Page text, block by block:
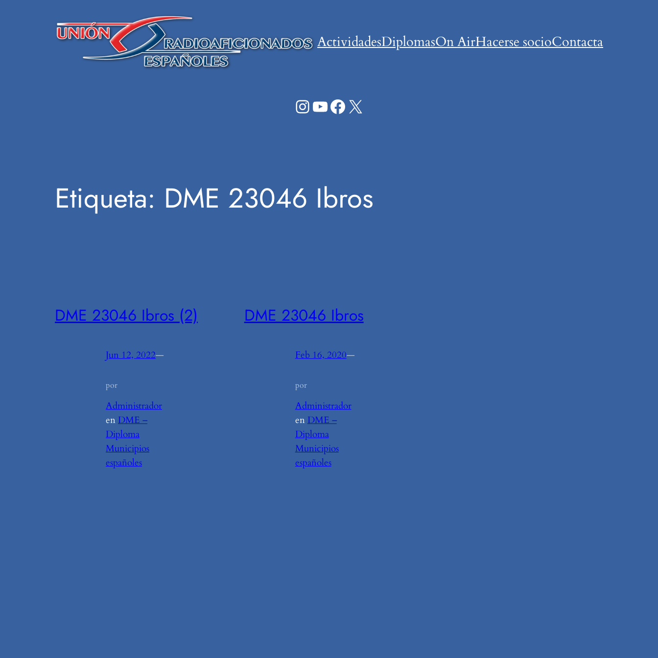
ActividadesDiplomasOn AirHacerse socioContacta
Instagram
YouTube
Facebook
X
Etiqueta: DME 23046 Ibros
DME 23046 Ibros (2)
Jun 12, 2022—
por
Administrador
enDME –
Diploma
Municipios
españoles
DME 23046 Ibros
Feb 16, 2020—
por
Administrador
enDME –
Diploma
Municipios
españoles